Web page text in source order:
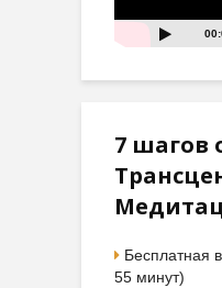
7 шагов
Бесплатная
55 минут)